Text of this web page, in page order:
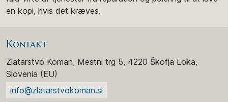
en kopi, hvis det kræves.
Kontakt
Zlatarstvo Koman, Mestni trg 5, 4220 Škofja Loka,
Slovenia (EU)
info@zlatarstvokoman.si